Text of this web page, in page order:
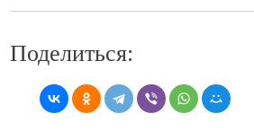
Поделиться: